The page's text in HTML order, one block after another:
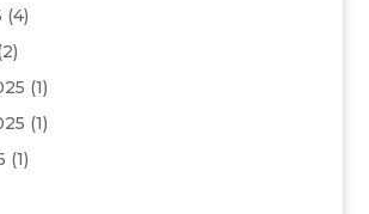
(4)
(1)
(1)
(1)